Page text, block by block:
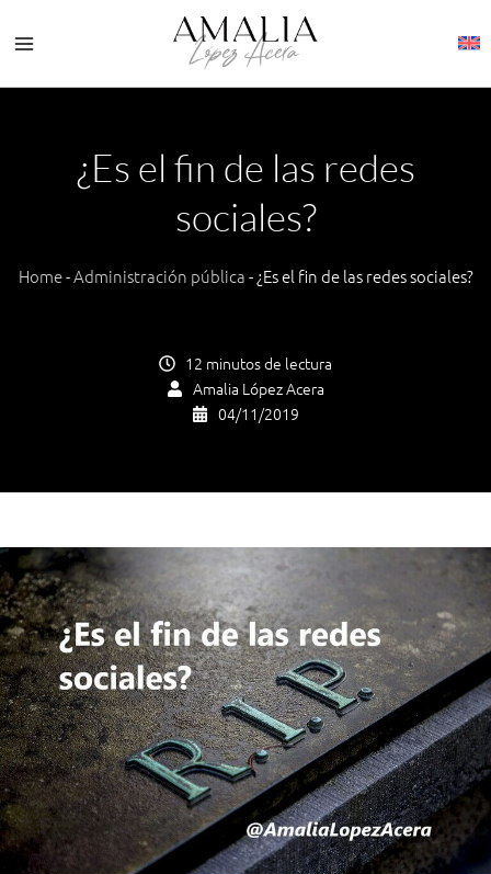
¿Es el fin de las redes
sociales?
Home-Administración pública-¿Es el fin de las redes sociales?
12 minutos de lectura
Amalia López Acera
04/11/2019